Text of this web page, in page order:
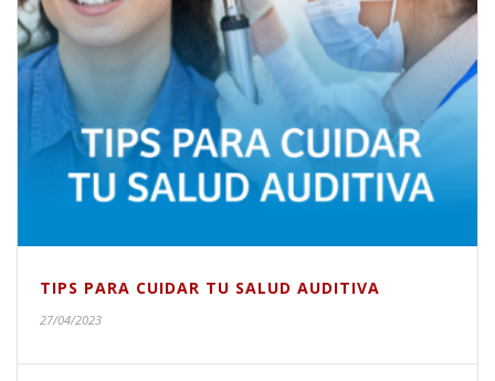
TIPS PARA CUIDAR TU SALUD AUDITIVA
27/04/2023